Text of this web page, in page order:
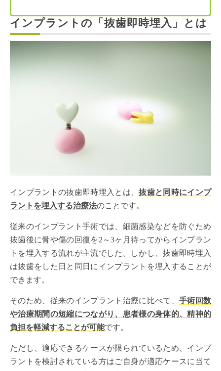
インプラントの「抜歯即時埋入」とは
インプラントの抜歯即時埋入とは、抜歯と同時にインプ
ラントを埋入する治療法のことです。
従来のインプラント手術では、細菌感染などを防ぐため
抜歯後に骨や傷の回復を2～3ヶ月待ってからインプラン
トを埋入する流れが主流でした。しかし、抜歯即時埋入
は抜歯をした日と同日にインプラントを埋入することが
できます。
そのため、従来のインプラント治療に比べて、 手術回数
や治療期間の短縮につながり、患者様の身体的、精神的
負担を軽減することが可能です。
ただし、適応できるケースが限られているため、インプ
ラントを検討されている方はご自身が適応ケースに当て